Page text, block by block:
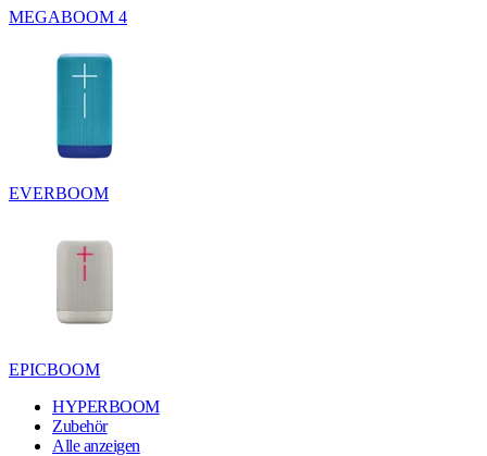
MEGABOOM 4
EVERBOOM
EPICBOOM
HYPERBOOM
Zubehör
Alle anzeigen